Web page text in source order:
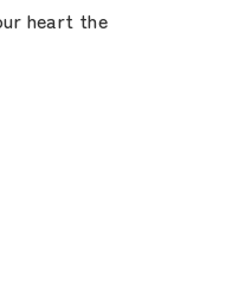
heart the